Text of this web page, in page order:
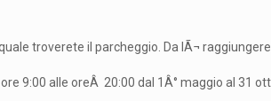
troverete il parcheggio. Da lÃ¬
9:00 alle oreÂ 20:00 dal 1Â° maggio al 31